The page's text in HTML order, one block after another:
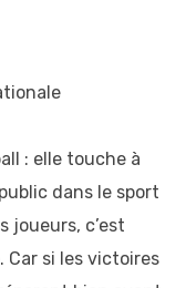
: elle touche à
dans le sport
joueurs, c’est
si les victoires